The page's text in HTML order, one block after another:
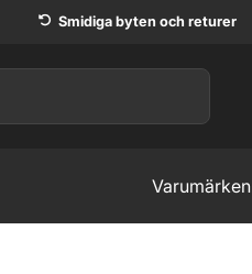
Smidiga byten och returer
Varumärken